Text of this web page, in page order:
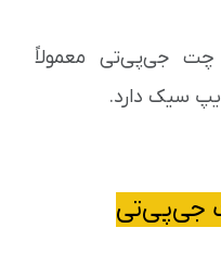
چت جی‌پی‌تی معمولاً
سیک دارد.
جی‌پی‌تی